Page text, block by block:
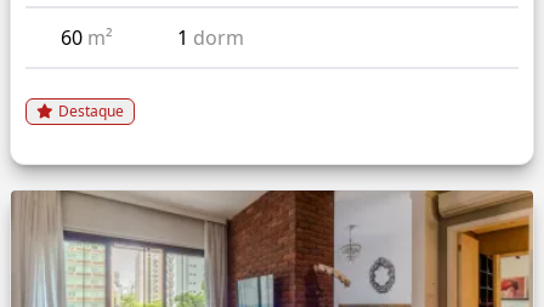
60 m² 1 dorm
Destaque